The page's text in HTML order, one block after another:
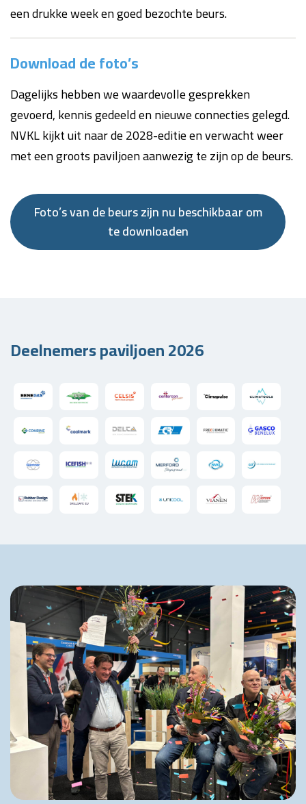
een drukke week en goed bezochte beurs.
Download de foto’s
Dagelijks hebben we waardevolle gesprekken
gevoerd, kennis gedeeld en nieuwe connecties gelegd.
NVKL kijkt uit naar de 2028-editie en verwacht weer
met een groots paviljoen aanwezig te zijn op de beurs.
Foto’s van de beurs zijn nu beschikbaar om
te downloaden
Deelnemers paviljoen 2026